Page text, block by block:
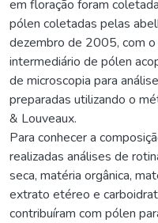
em floração foram
pólen coletadas pelas
dezembro de 2005, com
intermediário de pólen
de microscopia para
preparadas utilizando o
& Louveaux.
Para conhecer a
realizadas análises de
seca, matéria orgânica,
extrato etéreo e
contribuíram com pólen